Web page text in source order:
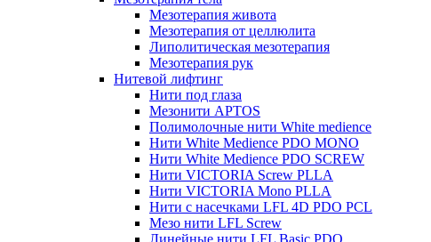
Мезотерапия живота
Мезотерапия от целлюлита
Липолитическая мезотерапия
Мезотерапия рук
Нитевой лифтинг
Нити под глаза
Мезонити APTOS
Полимолочные нити White medience
Нити White Medience PDO MONO
Нити White Medience PDO SCREW
Нити VICTORIA Screw PLLA
Нити VICTORIA Mono PLLA
Нити с насечками LFL 4D PDO PCL
Мезо нити LFL Screw
Линейные нити LFL Basic PDO